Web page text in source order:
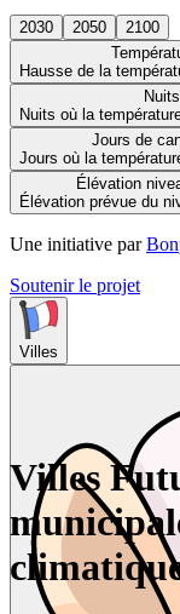
2030 2050
2100
Hausse de la
Nuits où la
Jours de
Jours où la
Élévation
Élévation prévue du
Une initiative par
Soutenir le projet
Villes
Villes